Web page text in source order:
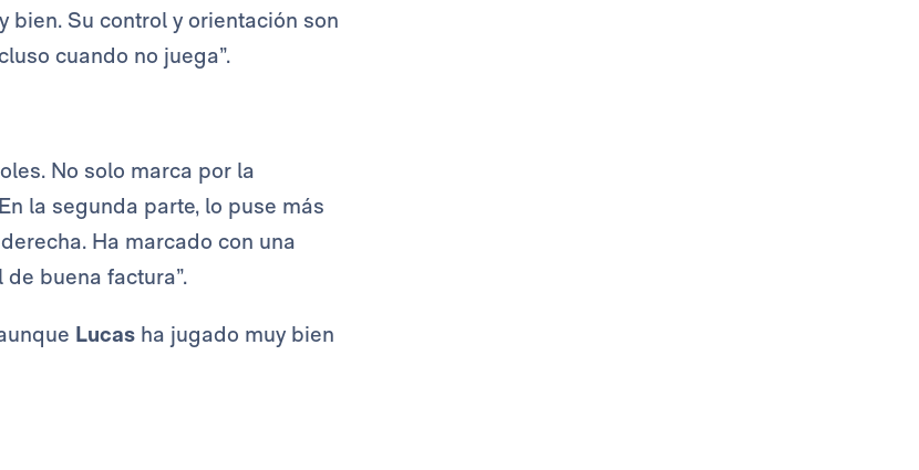
bien. Su control y orientación son
cuando no juega”.
No solo marca por la
la segunda parte, lo puse más
Ha marcado con una
buena factura”.
Lucas ha jugado muy bien